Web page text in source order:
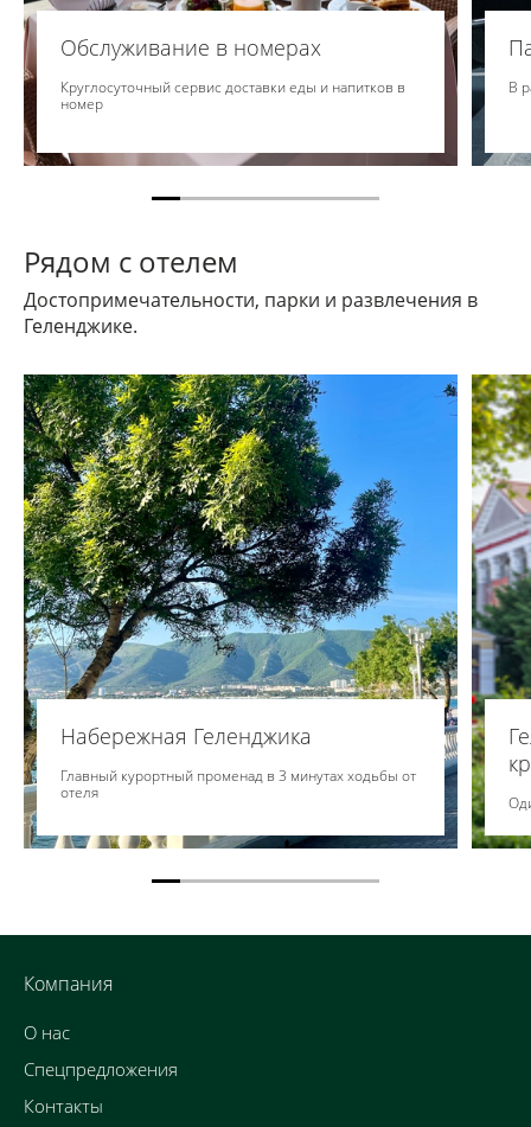
Обслуживание в номерах
Круглосуточный сервис доставки еды и напитков в
номер
В
Рядом с отелем
Достопримечательности, парки и развлечения в
Геленджике.
Набережная Геленджика
Главный курортный променад в 3 минутах ходьбы от
отеля
Компания
О нас
Спецпредложения
Контакты